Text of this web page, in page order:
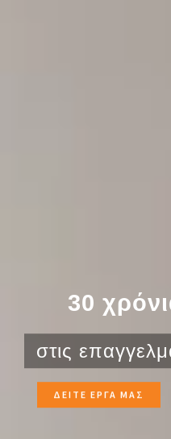
30
στις
ΔΕΙΤΕ ΕΡΓΑ ΜΑΣ